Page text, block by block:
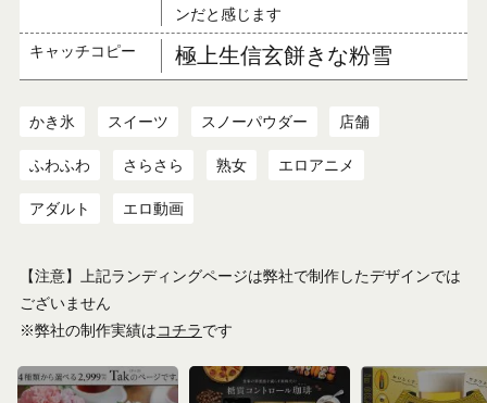
ンだと感じます
キャッチコピー 極上生信玄餅きな粉雪
かき氷 スイーツ スノーパウダー 店舗
ふわふわ さらさら 熟女 エロアニメ
アダルト エロ動画
【注意】上記ランディングページは弊社で制作したデザインでは
ございません
※弊社の制作実績はコチラです